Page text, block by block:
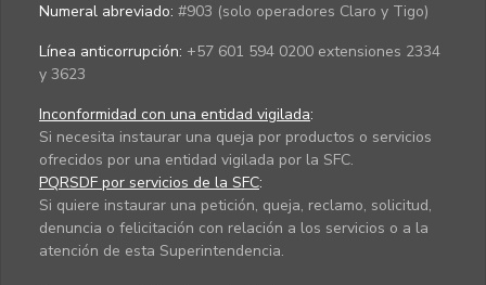
Numeral abreviado: #903 (solo operadores Claro y Tigo)
Línea anticorrupción: +57 601 594 0200 extensiones 2334
y 3623
Inconformidad con una entidad vigilada:
Si necesita instaurar una queja por productos o servicios
ofrecidos por una entidad vigilada por la SFC.
PQRSDF por servicios de la SFC:
Si quiere instaurar una petición, queja, reclamo, solicitud,
denuncia o felicitación con relación a los servicios o a la
atención de esta Superintendencia.